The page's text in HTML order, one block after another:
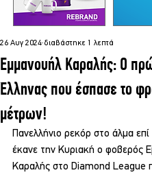
Εμμανουήλ Καραλής: Ο
Έλληνας που έσπασε το
μέτρων!
26 Αυγ 2024 διαβάστηκε 1 λεπτά
Πανελλήνιο ρεκόρ στο άλμα
έκανε την Κυριακή ο φοβερός
Καραλής στο Diamond League